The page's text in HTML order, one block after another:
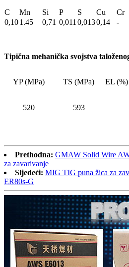
C Mn Si P S Cu Cr
0,101.45 0,71 0,011 0,0130,14 -
Tipična mehanička svojstva
YP (MPa) TS (MPa) EL (%)
520 593
Prethodna: GMAW Solid Wire
za zavarivanje
Sljedeći: MIG TIG puna žica za
ER80s-G